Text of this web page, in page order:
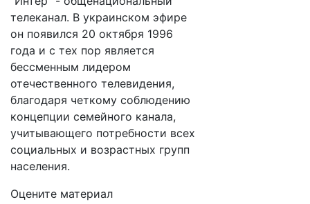
телеканал. В украинском эфире
он появился 20 октября 1996
года и с тех пор является
бессменным лидером
отечественного телевидения,
благодаря четкому соблюдению
концепции семейного канала,
учитывающего потребности всех
социальных и возрастных групп
населения.
Оцените материал